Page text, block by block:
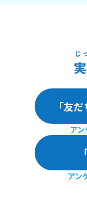
じ
「友
ア
アン